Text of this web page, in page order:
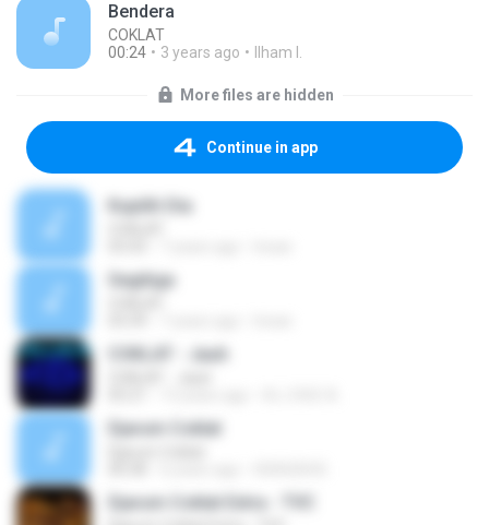
Bendera
COKLAT
00:24
3 years ago Ilham I.
More files are hidden
Continue in app
Kupilih Dia
Segitiga
COKLAT - Jauh
Djarum Coklat
Djarum Coklat Extra - TVC